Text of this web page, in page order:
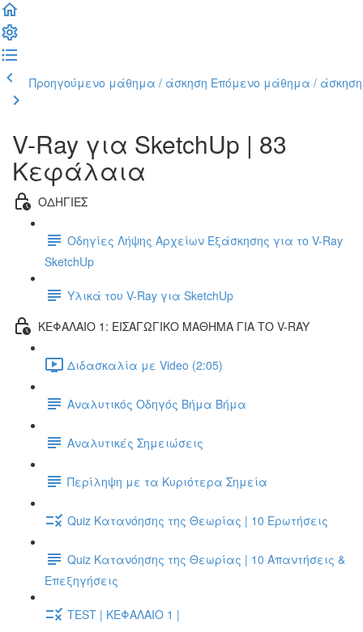
Προηγούμενο μάθημα / άσκηση Επόμενο μάθημα / άσκηση
V-Ray για SketchUp | 83
Κεφάλαια
ΟΔΗΓΙΕΣ
Οδηγίες Λήψης Αρχείων Εξάσκησης για το V-Ray
SketchUp
Υλικά του V-Ray για SketchUp
ΚΕΦΑΛΑΙΟ 1: ΕΙΣΑΓΩΓΙΚΟ ΜΑΘΗΜΑ ΓΙΑ ΤΟ V-RAY
Διδασκαλία με Video (2:05)
Αναλυτικός Οδηγός Βήμα Βήμα
Αναλυτικές Σημειώσεις
Περίληψη με τα Κυριότερα Σημεία
Quiz Κατανόησης της Θεωρίας | 10 Ερωτήσεις
Quiz Κατανόησης της Θεωρίας | 10 Απαντήσεις &
Επεξηγήσεις
TEST | ΚΕΦΑΛΑΙΟ 1 |